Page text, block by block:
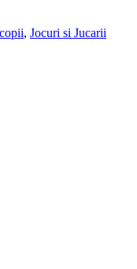
, Jocuri si Jucarii